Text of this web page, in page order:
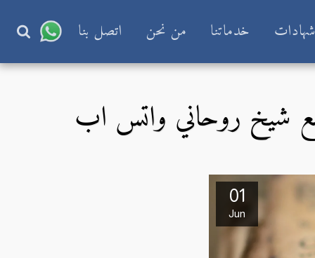
شهادات خدماتنا من نحن اتصل بنا
مع شيخ روحاني واتس اب
01
Jun